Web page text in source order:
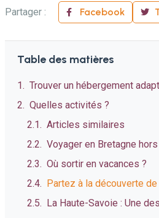
Partager :
Facebook
Table des matières
Trouver un hébergement
Quelles activités ?
Articles similaires
Voyager en Bretagne
Où sortir en vacances ?
Partez à la découverte de
La Haute-Savoie : Une